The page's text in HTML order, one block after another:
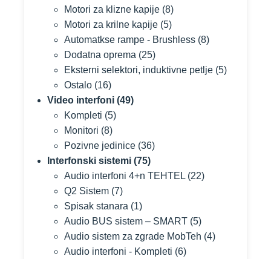
Motori za klizne kapije (8)
Motori za krilne kapije (5)
Automatkse rampe - Brushless (8)
Dodatna oprema (25)
Eksterni selektori, induktivne petlje (5)
Ostalo (16)
Video interfoni (49)
Kompleti (5)
Monitori (8)
Pozivne jedinice (36)
Interfonski sistemi (75)
Audio interfoni 4+n TEHTEL (22)
Q2 Sistem (7)
Spisak stanara (1)
Audio BUS sistem – SMART (5)
Audio sistem za zgrade MobTeh (4)
Audio interfoni - Kompleti (6)